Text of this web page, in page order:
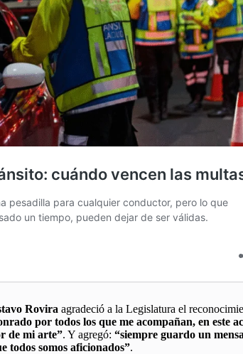
Rovira agradeció a la Legislatura el
por todos los que me acompañan, en este
de mi arte”. Y agregó: “siempre guardo un
todos somos aficionados”.